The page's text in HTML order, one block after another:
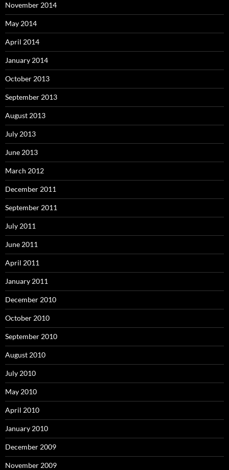
November 2014
May 2014
April 2014
January 2014
October 2013
September 2013
August 2013
July 2013
June 2013
March 2012
December 2011
September 2011
July 2011
June 2011
April 2011
January 2011
December 2010
October 2010
September 2010
August 2010
July 2010
May 2010
April 2010
January 2010
December 2009
November 2009